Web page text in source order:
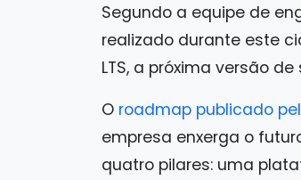
Segundo a equipe de
realizado durante este
LTS, a próxima versão
O roadmap publicado
empresa enxerga o
quatro pilares: uma